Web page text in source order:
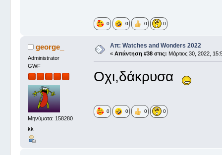
0 0 0 0
george_
Administrator
GWF
Μηνύματα: 158280
kk
Απ: Watches and Wonders 2022
« Απάντηση #38 στις: Μάρτιος 30, 2022,
Οχι,δάκρυσα
0 0 0 0